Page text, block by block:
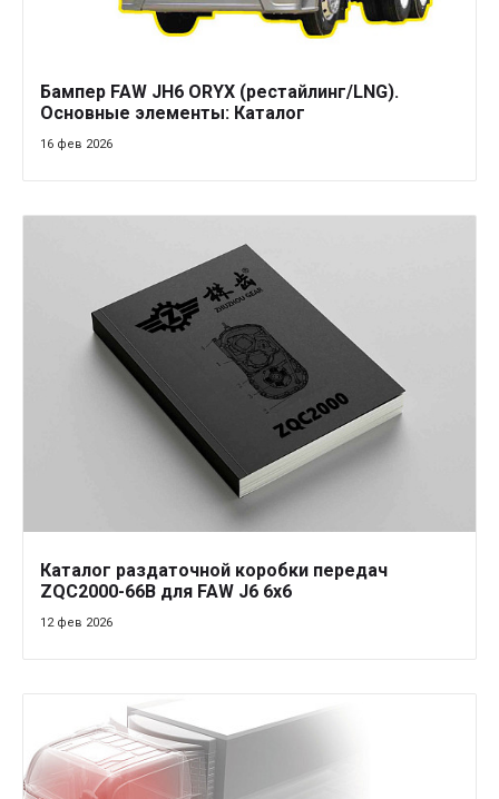
Бампер FAW JH6 ORYX (рестайлинг/LNG).
Основные элементы: Каталог
16 фев 2026
Каталог раздаточной коробки передач
ZQC2000-66B для FAW J6 6x6
12 фев 2026